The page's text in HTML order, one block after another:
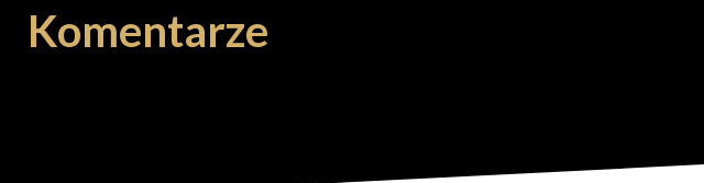
Komentarze